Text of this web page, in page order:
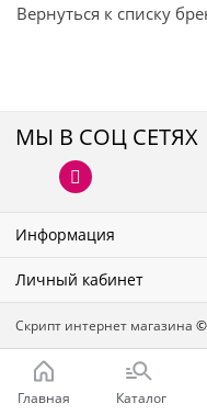
Вернуться к списку
МЫ В СОЦ СЕТЯХ
Информация
Личный кабинет
Скрипт интернет магазина
Главная Каталог